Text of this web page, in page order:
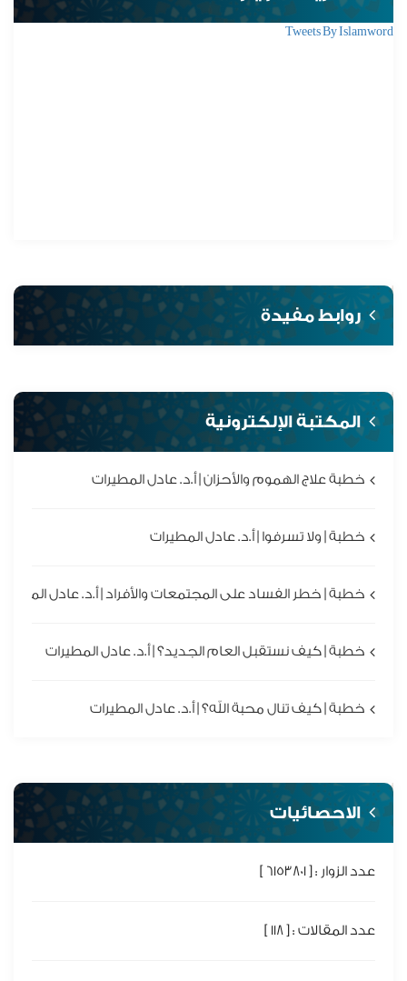
Tweets By Islamword
روابط مفيدة
المكتبة الإلكترونية
خطبة علاج الهموم والأحزان | أ.د. عادل المطيرات
خطبة | ولا تسرفوا | أ.د. عادل المطيرات
خطبة | خطر الفساد على المجتمعات والأفراد | أ.د. عادل
خطبة | كيف نستقبل العام الجديد؟ | أ.د. عادل المطيرات
خطبة | كيف تنال محبة الله؟ | أ.د. عادل المطيرات
الاحصائيات
عدد الزوار : [ 6153801 ]
عدد المقالات : [ 118 ]